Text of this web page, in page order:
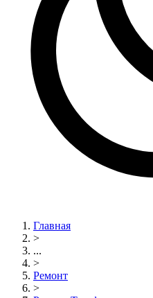
Главная
>
...
>
Ремонт
>